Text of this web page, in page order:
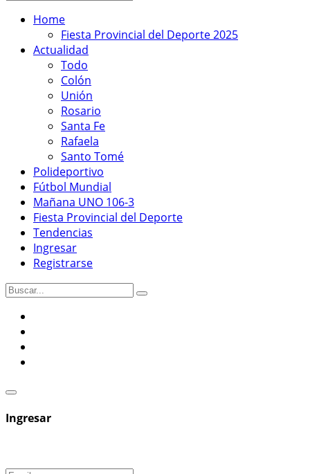
Home
Fiesta Provincial del Deporte 2025
Actualidad
Todo
Colón
Unión
Rosario
Santa Fe
Rafaela
Santo Tomé
Polideportivo
Fútbol Mundial
Mañana UNO 106-3
Fiesta Provincial del Deporte
Tendencias
Ingresar
Registrarse
Ingresar